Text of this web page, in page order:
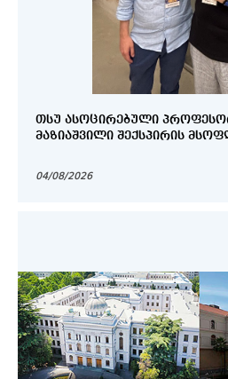
ᲗᲡᲣ ᲐᲡᲝᲪᲘᲠᲔᲑᲣᲚᲘ
ᲛᲐᲖᲘᲐᲨᲕᲘᲚᲘ ᲨᲔᲥᲡᲞᲘᲠᲘᲡ
04/08/2026